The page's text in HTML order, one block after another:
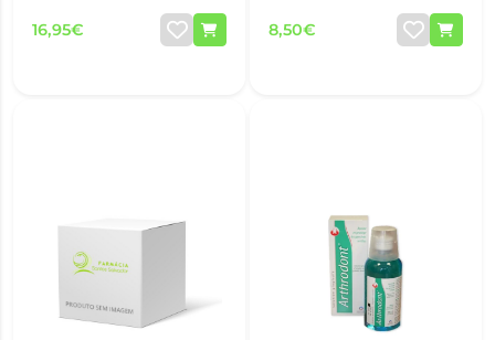
16,95€ 8,50€